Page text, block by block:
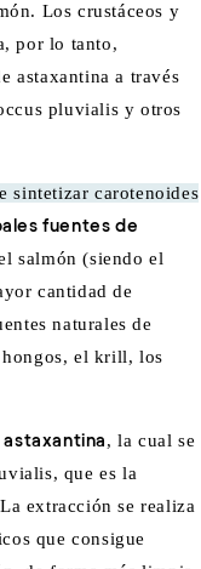
Los crustáceos y
por lo tanto,
astaxantina a través
pluvialis y otros
sintetizar carotenoides
fuentes de
salmón (siendo el
cantidad de
naturales de
hongos, el krill, los
, la cual se
que es la
extracción se realiza
que consigue